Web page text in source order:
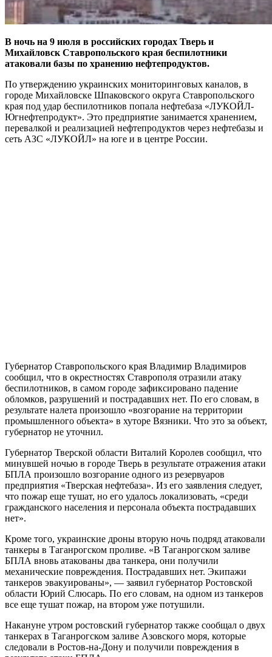
В ночь на 9 июля в российских городах Тверь и
Михайловск Ставропольского края беспилотники
атаковали базы по хранению нефтепродуктов.
По утверждению украинских мониторинговых каналов, в
городе Михайловске Шпаковского округа Ставропольского
края под удар беспилотников попала нефтебаза «ЛУКОЙЛ-
Югнефтепродукт». Это предприятие занимается хранением,
перевалкой и реализацией нефтепродуктов через нефтебазы и
сеть АЗС «ЛУКОЙЛ» на юге и в центре России.
Губернатор Ставропольского края Владимир Владимиров
сообщил, что в окрестностях Ставрополя отразили атаку
беспилотников, в самом городе зафиксировано падение
обломков, разрушений и пострадавших нет. По его словам, в
результате налета произошло «возгорание на территории
промышленного объекта» в хуторе Вязники. Что это за объект,
губернатор не уточнил.
Губернатор Тверской области Виталий Королев сообщил, что
минувшей ночью в городе Тверь в результате отражения атаки
БПЛА произошло возгорание одного из резервуаров
предприятия «Тверская нефтебаза». Из его заявления следует,
что пожар еще тушат, но его удалось локализовать, «среди
гражданского населения и персонала объекта пострадавших
нет».
Кроме того, украинские дроны вторую ночь подряд атаковали
танкеры в Таганрогском проливе. «В Таганрогском заливе
БПЛА вновь атакованы два танкера, они получили
механические повреждения. Пострадавших нет. Экипажи
танкеров эвакуированы», — заявил губернатор Ростовской
области Юрий Слюсарь. По его словам, на одном из танкеров
все еще тушат пожар, на втором уже потушили.
Накануне утром ростовский губернатор также сообщал о двух
танкерах в Таганрогском заливе Азовского моря, которые
следовали в Ростов-на-Дону и получили повреждения в